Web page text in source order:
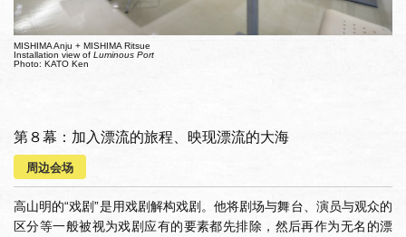
MISHIMA Anju + MISHIMA Ritsue
Installation view of Luminous Port
Photo: KATO Ken
第８幕：加入漂流的旅程、映现漂流的大海
周边会场
高山明的“戏剧”是用戏剧解构戏剧。他将剧场与舞台、演员与观众的
区分等一般被视为戏剧应有的要素都先排除，然后再作为无名的漂